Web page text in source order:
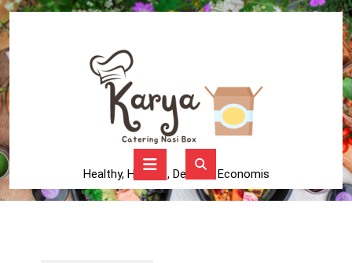
Skip
to
content
Healthy, Higienis, Delicius, Economis
Button